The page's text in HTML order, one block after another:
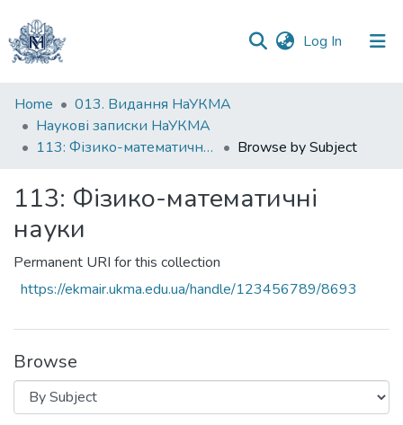
Log In (current)
Communities
&
Collections
Home
013. Видання НаУКМА
Наукові записки НаУКМА
113: Фізико-математичні науки
Browse by Subject
113: Фізико-математичні
науки
Permanent URI for this collection
https://ekmair.ukma.edu.ua/handle/123456789/8693
Browse